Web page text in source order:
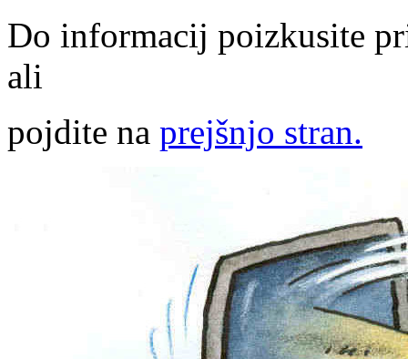
Do informacij poizkusite
ali
pojdite na prejšnjo stran.